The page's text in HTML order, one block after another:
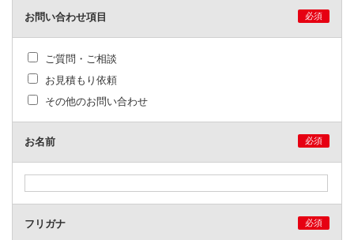
お問い合わせ項目 必須
ご質問・ご相談
お見積もり依頼
その他のお問い合わせ
お名前 必須
フリガナ 必須